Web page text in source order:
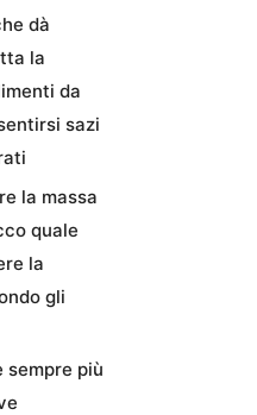
dà
la
da
sazi
la massa
quale
la
gli
sempre più